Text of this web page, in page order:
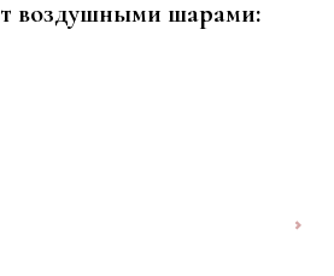
воздушными шарами: